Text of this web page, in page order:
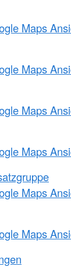
Maps
Maps
Maps
Maps
Maps
Maps